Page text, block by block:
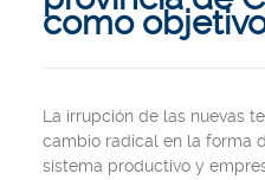
como
La irrupción de las nuevas
cambio radical en la forma
sistema productivo y